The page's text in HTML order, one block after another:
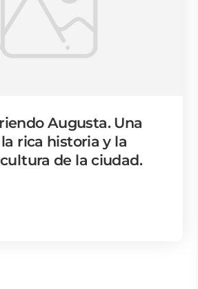
Augusta. Una
rica historia y la
de la ciudad.